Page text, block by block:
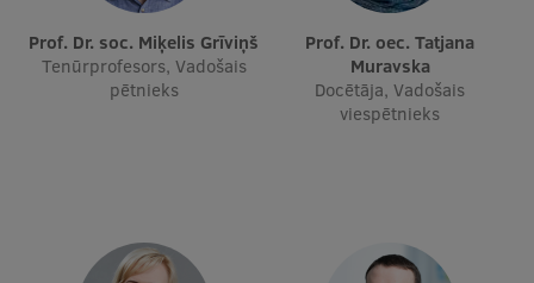
Fakultātes
Mūsu cilvēki
Identitāte
Prof. Dr. soc. Miķelis Grīviņš
Tenūrprofesors, Vadošais
pētnieks
Prof. Dr. oec. Tatjana
Muravska
Docētāja, Vadošais
viespētnieks